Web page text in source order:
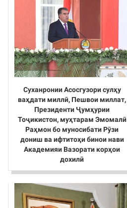
Суханронии Асосгузори сулҳу
ваҳдати миллӣ, Пешвои миллат,
Президенти Ҷумҳурии
Тоҷикистон, муҳтарам Эмомалӣ
Раҳмон бо муносибати Рӯзи
дониш ва ифтитоҳи бинои нави
Академияи Вазорати корҳои
дохилӣ